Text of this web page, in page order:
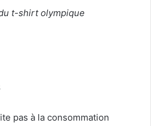
t-shirt olympique
pas à la consommation